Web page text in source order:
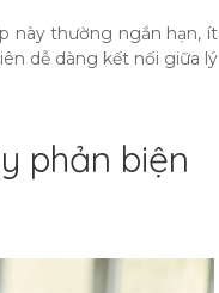
này thường ngắn hạn, ít
dễ dàng kết nối giữa lý
phản biện